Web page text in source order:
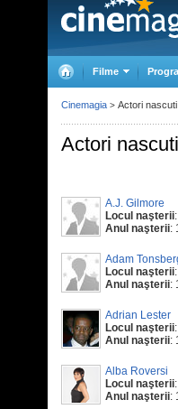
Filme
Actori
A.J. Gilmore
Locul naşterii
Anul naşterii:
Adam
Locul naşterii
Anul naşterii:
Adrian Lester
Locul naşterii
Anul naşterii:
Alba Roversi
Locul naşterii
Anul naşterii:
Cinemagia > Actori